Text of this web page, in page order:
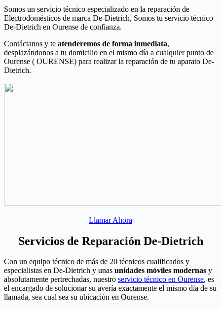
Somos un servicio técnico especializado en la reparación de
Electrodomésticos de marca De-Dietrich, Somos tu servicio técnico
De-Dietrich en Ourense de confianza.
Contáctanos y te atenderemos de forma inmediata,
desplazándonos a tu domicilio en el mismo día a cualquier punto de
Ourense ( OURENSE) para realizar la reparación de tu aparato De-
Dietrich.
Llamar Ahora
Servicios de Reparación De-Dietrich
Con un equipo técnico de más de 20 técnicos cualificados y
especialistas en De-Dietrich y unas unidades móviles modernas y
absolutamente pertrechadas, nuestro servicio técnico en Ourense, es
el encargado de solucionar su avería exactamente el mismo día de su
llamada, sea cual sea su ubicación en Ourense.